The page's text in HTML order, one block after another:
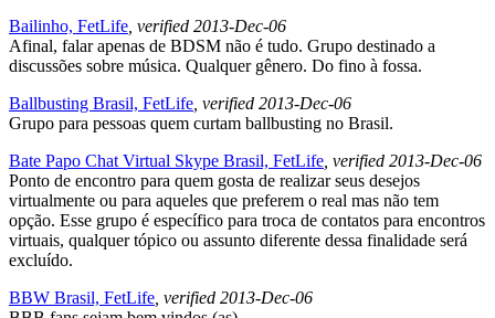
Bailinho, FetLife , verified 2013-Dec-06
Afinal, falar apenas de BDSM não é tudo. Grupo destinado a
discussões sobre música. Qualquer gênero. Do fino à fossa.
Ballbusting Brasil, FetLife , verified 2013-Dec-06
Grupo para pessoas quem curtam ballbusting no Brasil.
Bate Papo Chat Virtual Skype Brasil, FetLife , verified 2013-Dec-06
Ponto de encontro para quem gosta de realizar seus desejos
virtualmente ou para aqueles que preferem o real mas não tem
opção. Esse grupo é específico para troca de contatos para encontros
virtuais, qualquer tópico ou assunto diferente dessa finalidade será
excluído.
BBW Brasil, FetLife , verified 2013-Dec-06